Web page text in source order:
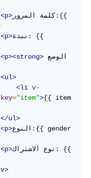
<p> كلمة المرور:{{
<p>نبذة: {{
<p><strong>
<ul>
<li v-
="item">{{ item
</ul>
<p>النوع:{{ gender
<p>نوع الاشتراك: {{